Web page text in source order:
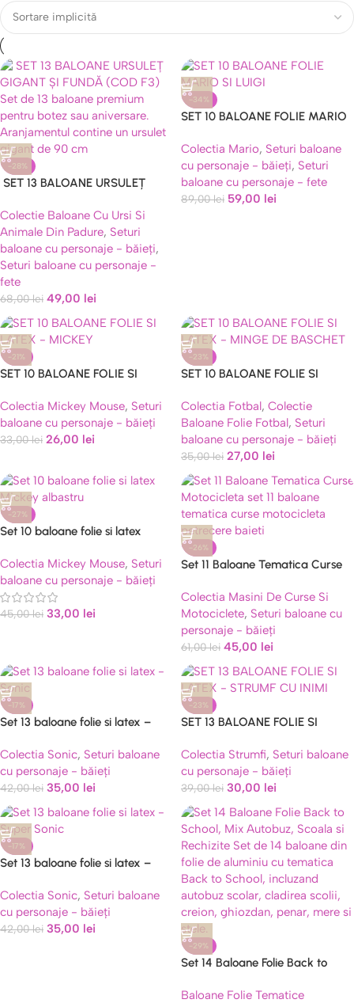
-28%
SET 13 BALOANE URSULEȚ
Colectie Baloane Cu Ursi Si
Animale Din Padure, Seturi
baloane cu personaje - băieți,
Seturi baloane cu personaje -
fete
68,00lei 49,00 lei
-34%
SET 10 BALOANE FOLIE MARIO
Colectia Mario, Seturi baloane
cu personaje - băieți, Seturi
baloane cu personaje - fete
89,00lei 59,00 lei
-21%
SET 10 BALOANE FOLIE SI
Colectia Mickey Mouse, Seturi
baloane cu personaje - băieți
33,00lei 26,00 lei
-23%
SET 10 BALOANE FOLIE SI
Colectia Fotbal, Colectie
Baloane Folie Fotbal, Seturi
baloane cu personaje - băieți
35,00lei 27,00 lei
-27%
Set 10 baloane folie si latex
Colectia Mickey Mouse, Seturi
baloane cu personaje - băieți
45,00lei 33,00 lei
-26%
Set 11 Baloane Tematica Curse
Colectia Masini De Curse Si
Motociclete, Seturi baloane cu
personaje - băieți
61,00lei 45,00 lei
-17%
Set 13 baloane folie si latex –
Colectia Sonic, Seturi baloane
cu personaje - băieți
42,00lei 35,00 lei
-23%
SET 13 BALOANE FOLIE SI
Colectia Strumfi, Seturi baloane
cu personaje - băieți
39,00lei 30,00 lei
-17%
Set 13 baloane folie si latex –
Colectia Sonic, Seturi baloane
cu personaje - băieți
42,00lei 35,00 lei
-29%
Set 14 Baloane Folie Back to
Rechizite
Baloane Folie Tematice